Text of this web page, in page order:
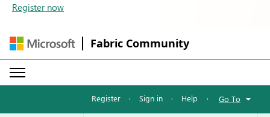
Register now
Fabric Community
Register · Sign in · Help · Go To